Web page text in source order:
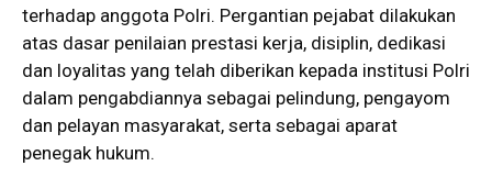
terhadap anggota Polri. Pergantian pejabat dilakukan
atas dasar penilaian prestasi kerja, disiplin, dedikasi
dan loyalitas yang telah diberikan kepada institusi Polri
dalam pengabdiannya sebagai pelindung, pengayom
dan pelayan masyarakat, serta sebagai aparat
penegak hukum.